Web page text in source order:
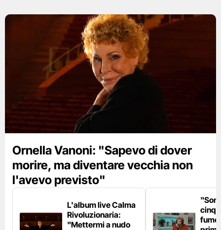
Ornella Vanoni: "Sapevo di dover
morire, ma diventare vecchia non
l'avevo previsto"
L'album live Calma
Rivoluzionaria:
"Mettermi a nudo
fumo